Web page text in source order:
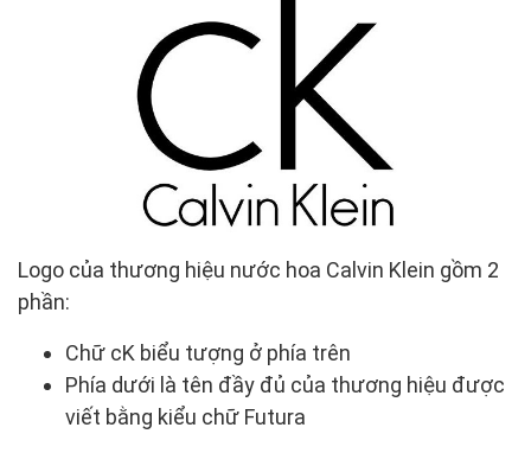
Logo của thương hiệu nước hoa Calvin Klein gồm 2
phần:
Chữ cK biểu tượng ở phía trên
Phía dưới là tên đầy đủ của thương hiệu được
viết bằng kiểu chữ Futura